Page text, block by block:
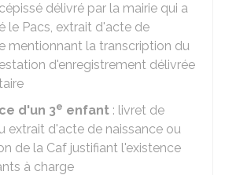
délivré par la mairie qui a
le Pacs, extrait d'acte de
mentionnant la transcription du
d'enregistrement délivrée
d'un 3e enfant : livret de
extrait d'acte de naissance ou
de la Caf justifiant l'existence
à charge